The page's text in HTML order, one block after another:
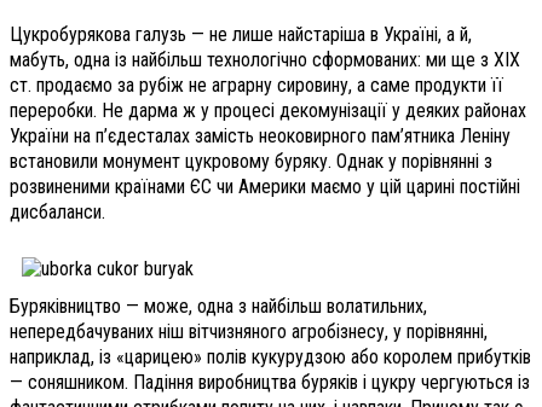
Цукробурякова галузь — не лише найстаріша в Україні, а й,
мабуть, одна із найбільш технологічно сформованих: ми ще з XIX
ст. продаємо за рубіж не аграрну сировину, а саме продукти її
переробки. Не дарма ж у процесі декомунізації у деяких районах
України на п’єдесталах замість неоковирного пам’ятника Леніну
встановили монумент цукровому буряку. Однак у порівнянні з
розвиненими країнами ЄС чи Америки маємо у цій царині постійні
дисбаланси.
Буряківництво — може, одна з найбільш волатильних,
непередбачуваних ніш вітчизняного агробізнесу, у порівнянні,
наприклад, із «царицею» полів кукурудзою або королем прибутків
— соняшником. Падіння виробництва буряків і цукру чергуються із